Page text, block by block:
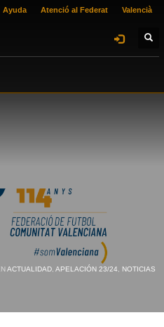
Ayuda Atenció al Federat Valencià
ACTUALIDAD, APELACIÓN 23/24
NOTICIAS